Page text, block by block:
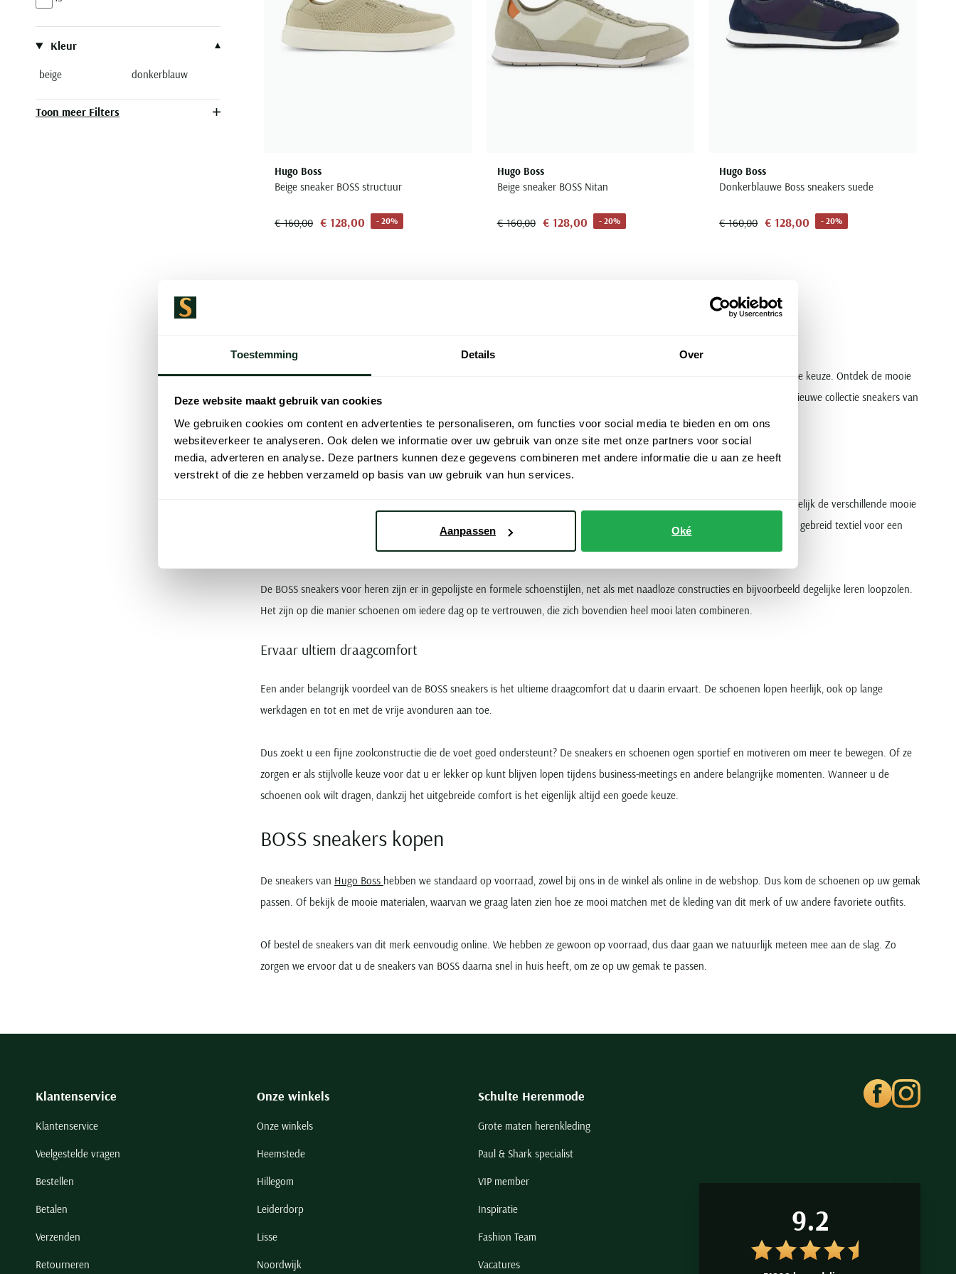
Toestemming Details Over
Deze website maakt gebruik van cookies
We gebruiken cookies om content en advertenties te personaliseren, om functies voor social media te bieden en om ons
websiteverkeer te analyseren. Ook delen we informatie over uw gebruik van onze site met onze partners voor social
media, adverteren en analyse. Deze partners kunnen deze gegevens combineren met andere informatie die u aan ze heeft
verstrekt of die ze hebben verzameld op basis van uw gebruik van hun services.
Aanpassen Oké
Kleur
beige donkerblauw
Toon meer Filters
Hugo Boss
Beige sneaker BOSS structuur
€ 160,00 € 128,00 - 20%
Hugo Boss
Beige sneaker BOSS Nitan
€ 160,00 € 128,00 - 20%
Hugo Boss
Donkerblauwe Boss sneakers suede
€ 160,00 € 128,00 - 20%
BOSS sneakers zijn stijlvol en exclusief. Bovendien lopen ze heerlijk comfortabel, dus zijn ze om allerlei redenen een geweldige keuze. Ontdek de mooie
stijlvolle sneakers in hoogwaardige materialen, net als een paar tennisschoenen voor een sportieve look. Bij ons vindt u de nieuwe collectie sneakers van
BOSS, zowel online in de webshop als bij ons in de winkel.
Nette sneakers voor heren
voor heren van BOSS. Ze zijn er in uitgesproken kleurcombinaties en in effen leren varianten. Vergelijk de verschillende mooie
eenvoudig af op de rest van uw favoriete outfit. Ontdek luxueus zwart leer en bijvoorbeeld gebreid textiel voor een
De BOSS sneakers voor heren zijn er in gepolijste en formele schoenstijlen, net als met naadloze constructies en bijvoorbeeld degelijke leren loopzolen.
Het zijn op die manier schoenen om iedere dag op te vertrouwen, die zich bovendien heel mooi laten combineren.
Ervaar ultiem draagcomfort
Een ander belangrijk voordeel van de BOSS sneakers is het ultieme draagcomfort dat u daarin ervaart. De schoenen lopen heerlijk, ook op lange
werkdagen en tot en met de vrije avonduren aan toe.
Dus zoekt u een fijne zoolconstructie die de voet goed ondersteunt? De sneakers en schoenen ogen sportief en motiveren om meer te bewegen. Of ze
zorgen er als stijlvolle keuze voor dat u er lekker op kunt blijven lopen tijdens business-meetings en andere belangrijke momenten. Wanneer u de
schoenen ook wilt dragen, dankzij het uitgebreide comfort is het eigenlijk altijd een goede keuze.
BOSS sneakers kopen
De sneakers van Hugo Boss hebben we standaard op voorraad, zowel bij ons in de winkel als online in de webshop. Dus kom de schoenen op uw gemak
passen. Of bekijk de mooie materialen, waarvan we graag laten zien hoe ze mooi matchen met de kleding van dit merk of uw andere favoriete outfits.
Of bestel de sneakers van dit merk eenvoudig online. We hebben ze gewoon op voorraad, dus daar gaan we natuurlijk meteen mee aan de slag. Zo
zorgen we ervoor dat u de sneakers van BOSS daarna snel in huis heeft, om ze op uw gemak te passen.
Klantenservice
Klantenservice
Veelgestelde vragen
Bestellen
Betalen
Verzenden
Retourneren
Onze winkels
Onze winkels
Heemstede
Hillegom
Leiderdorp
Lisse
Noordwijk
Schulte Herenmode
Grote maten herenkleding
Paul & Shark specialist
VIP member
Inspiratie
Fashion Team
Vacatures
9.2